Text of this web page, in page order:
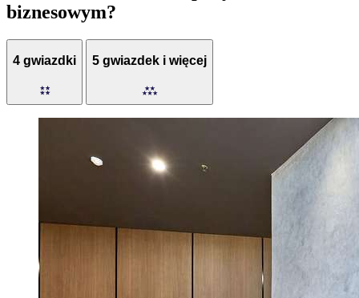
biznesowym?
4 gwiazdki 5 gwiazdek i więcej